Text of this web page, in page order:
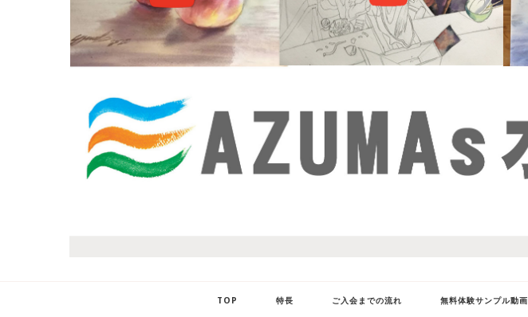
TOP 特長 ご入会までの流れ 無料体験サンプル動画